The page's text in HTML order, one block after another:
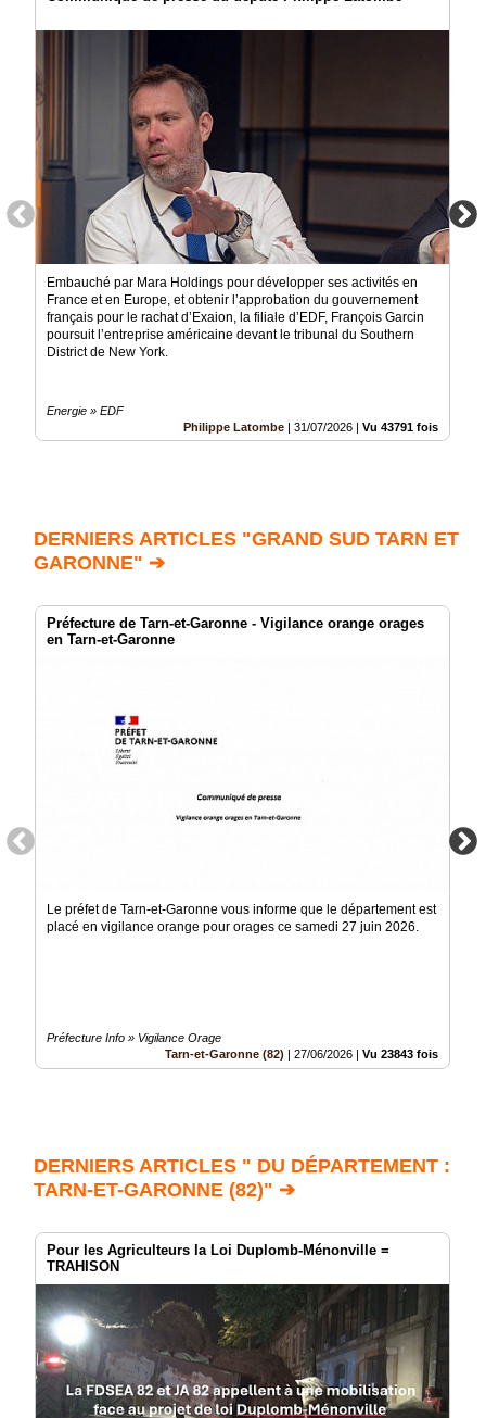
Embauché par Mara Holdings pour développer ses activités en
France et en Europe, et obtenir l’approbation du gouvernement
français pour le rachat d’Exaion, la filiale d’EDF, François Garcin
poursuit l’entreprise américaine devant le tribunal du Southern
District de New York.
Energie » EDF
Philippe Latombe | 31/07/2026 | Vu 43791 fois
DERNIERS ARTICLES "GRAND SUD TARN ET
GARONNE" ➔
Préfecture de Tarn-et-Garonne - Vigilance orange orages
en Tarn-et-Garonne
Le préfet de Tarn-et-Garonne vous informe que le département est
placé en vigilance orange pour orages ce samedi 27 juin 2026.
Préfecture Info » Vigilance Orage
Tarn-et-Garonne (82)
27/06/2026 Vu 23843 fois
DERNIERS ARTICLES " DU DÉPARTEMENT :
TARN-ET-GARONNE (82)" ➔
Pour les Agriculteurs la Loi Duplomb-Ménonville =
TRAHISON